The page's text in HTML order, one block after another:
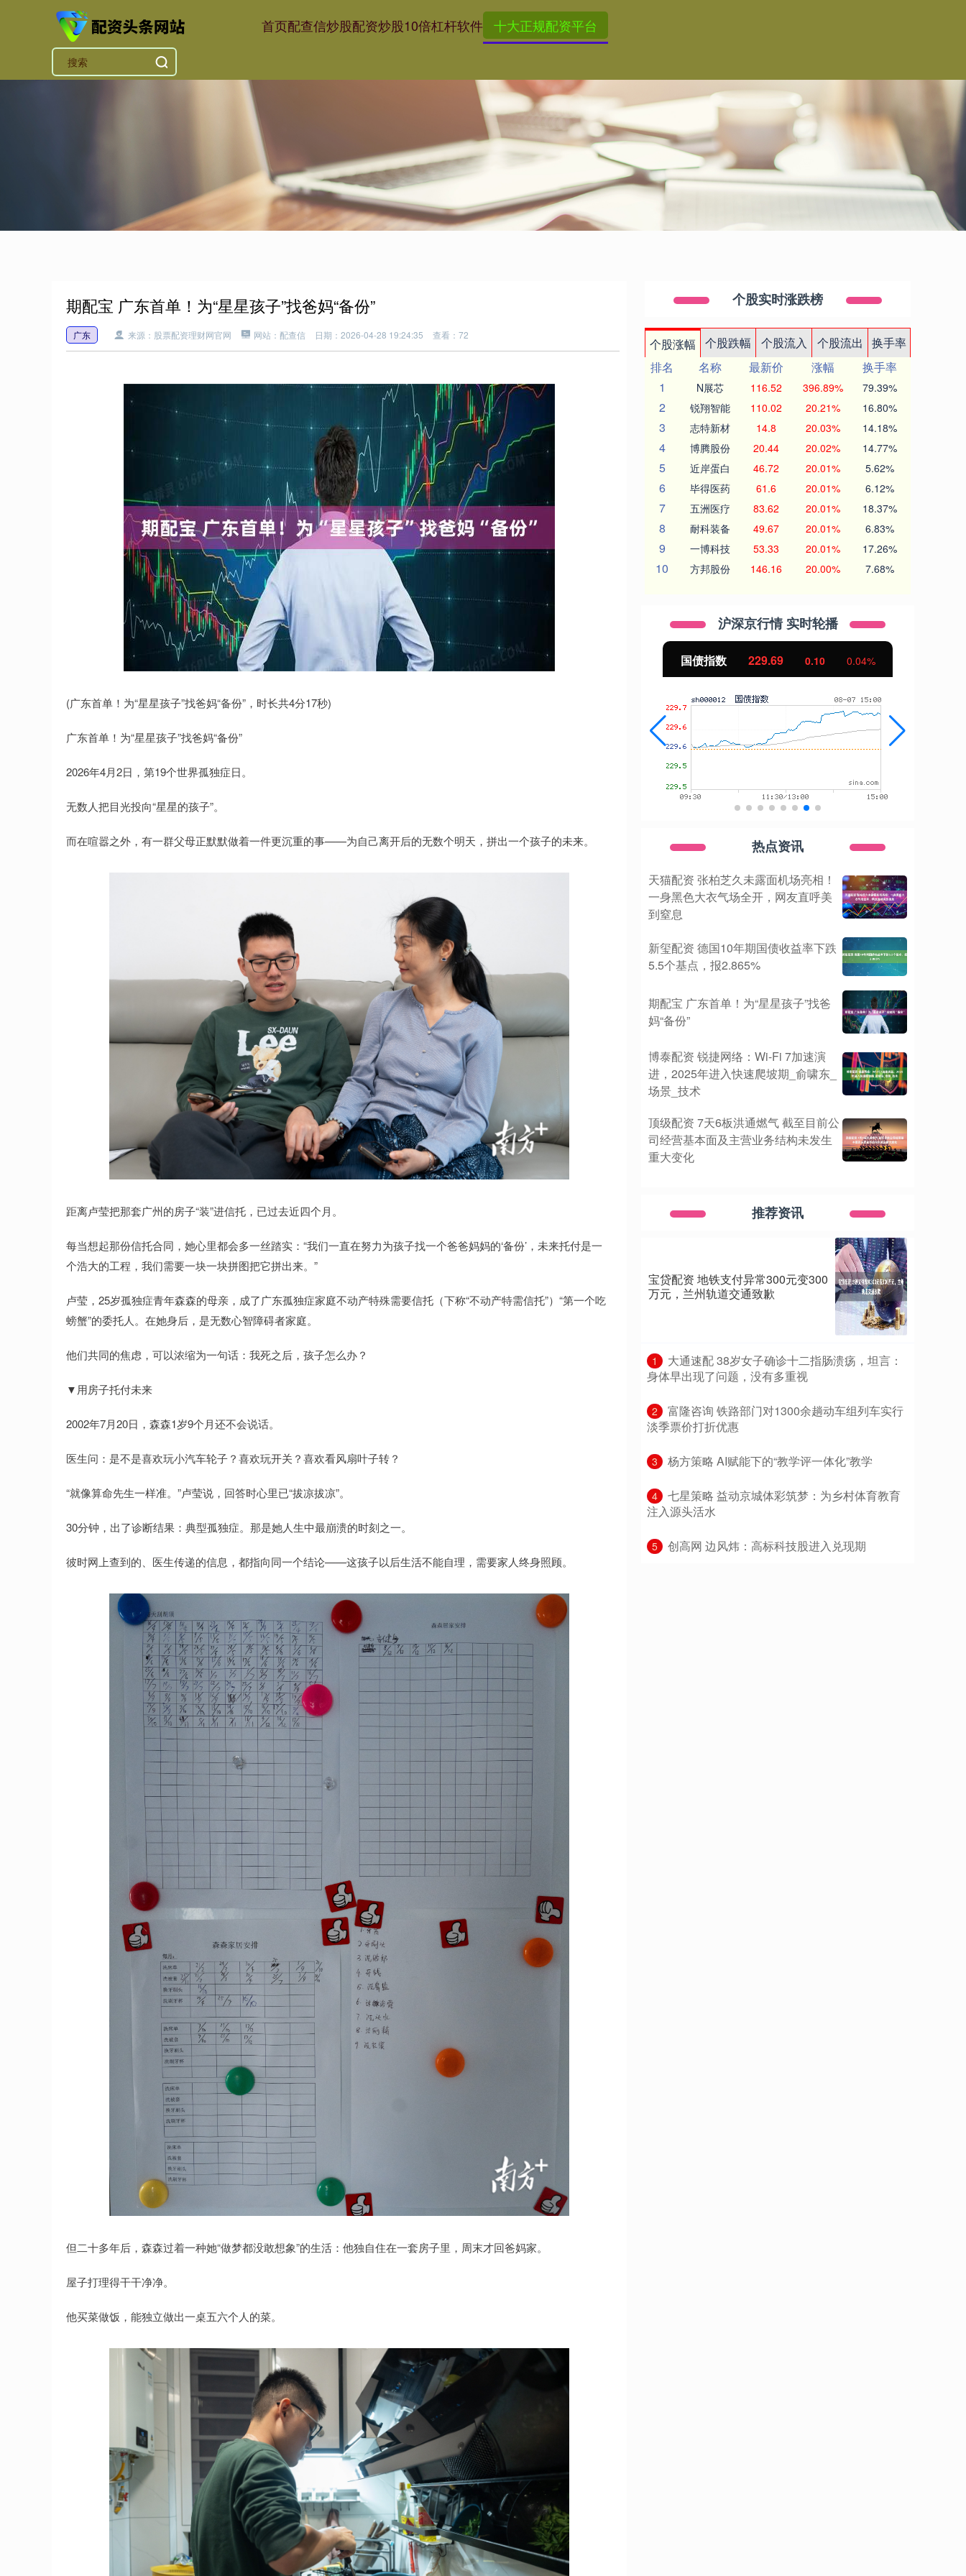
首页配查信炒股配资炒股10倍杠杆软件 十大正规配资平台
期配宝 广东首单！为“星星孩子”找爸妈“备份”
广东 来源：股票配资理财网官网 网站：配查信 日期：2026-04-28 19:24:35 查看：72
(广东首单！为“星星孩子”找爸妈“备份”，时长共4分17秒)
广东首单！为“星星孩子”找爸妈“备份”
2026年4月2日，第19个世界孤独症日。
无数人把目光投向“星星的孩子”。
而在喧嚣之外，有一群父母正默默做着一件更沉重的事——为自己离开后的无数个明天，拼出一个孩子的未来。
距离卢莹把那套广州的房子“装”进信托，已过去近四个月。
每当想起那份信托合同，她心里都会多一丝踏实：“我们一直在努力为孩子找一个爸爸妈妈的‘备份’，未来托付是一
个浩大的工程，我们需要一块一块拼图把它拼出来。”
卢莹，25岁孤独症青年森森的母亲，成了广东孤独症家庭不动产特殊需要信托（下称“不动产特需信托”）“第一个吃
螃蟹”的委托人。在她身后，是无数心智障碍者家庭。
他们共同的焦虑，可以浓缩为一句话：我死之后，孩子怎么办？
▼用房子托付未来
2002年7月20日，森森1岁9个月还不会说话。
医生问：是不是喜欢玩小汽车轮子？喜欢玩开关？喜欢看风扇叶子转？
“就像算命先生一样准。”卢莹说，回答时心里已“拔凉拔凉”。
30分钟，出了诊断结果：典型孤独症。那是她人生中最崩溃的时刻之一。
彼时网上查到的、医生传递的信息，都指向同一个结论——这孩子以后生活不能自理，需要家人终身照顾。
但二十多年后，森森过着一种她“做梦都没敢想象”的生活：他独自住在一套房子里，周末才回爸妈家。
屋子打理得干干净净。
他买菜做饭，能独立做出一桌五六个人的菜。
个股实时涨跌榜
个股涨幅 个股跌幅 个股流入 个股流出
换手率
排名
名称 最新价 涨幅
换手率
1
N展芯 116.52 396.89% 79.39%
2 锐翔智能 110.02 20.21% 16.80%
3 志特新材 14.8 20.03% 14.18%
4 博腾股份 20.44 20.02% 14.77%
5 近岸蛋白 46.72 20.01% 5.62%
6 毕得医药 61.6 20.01% 6.12%
7 五洲医疗 83.62 20.01% 18.37%
8 耐科装备 49.67 20.01% 6.83%
9 一博科技 53.33 20.01% 17.26%
10 方邦股份 146.16 20.00% 7.68%
沪深京行情 实时轮播
创业板指 3563.12 47.56 1.35% 基金指数 7242.10 12.30 国债指数 229.69 0.10 0.04%
热点资讯
天猫配资 张柏芝久未露面机场亮相！
一身黑色大衣气场全开，网友直呼美
到窒息
新玺配资 德国10年期国债收益率下跌
5.5个基点，报2.865%
期配宝 广东首单！为“星星孩子”找爸
妈“备份”
博泰配资 锐捷网络：Wi-Fi 7加速演
进，2025年进入快速爬坡期_俞啸东_
场景_技术
顶级配资 7天6板洪通燃气 截至目前公
司经营基本面及主营业务结构未发生
重大变化
推荐资讯
宝贷配资 地铁支付异常300元变300
万元，兰州轨道交通致歉
1
​大通速配 38岁女子确诊十二指肠溃疡，坦言：
身体早出现了问题，没有多重视
2
​富隆咨询 铁路部门对1300余趟动车组列车实行
淡季票价打折优惠
3 ​杨方策略 AI赋能下的“教学评一体化”教学
4
​七星策略 益动京城体彩筑梦：为乡村体育教育
注入源头活水
5 ​创高网 边风炜：高标科技股进入兑现期